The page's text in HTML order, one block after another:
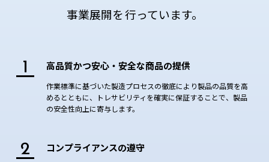
事業展開を行っています。
1 高品質かつ安心・安全な商品の提供
作業標準に基づいた製造プロセスの徹底により製品の品質を高
めるとともに、トレサビリティを確実に保証することで、製品
の安全性向上に寄与します。
2 コンプライアンスの遵守